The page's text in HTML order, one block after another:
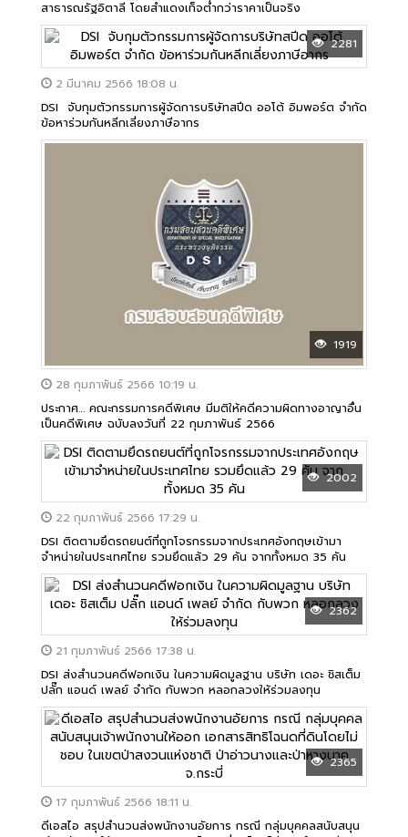
สาธารณรัฐอิตาลี โดยสำแดงเท็จต่ำกว่าราคาเป็นจริง
2281
2 มีนาคม 2566 18:08 น.
DSI จับกุมตัวกรรมการผู้จัดการบริษัทสปีด ออโต้ อิมพอร์ต จำกัด
ข้อหาร่วมกันหลีกเลี่ยงภาษีอากร
1919
28 กุมภาพันธ์ 2566 10:19 น.
ประกาศ… คณะกรรมการคดีพิเศษ มีมติให้คดีความผิดทางอาญาอื่น
เป็นคดีพิเศษ ฉบับลงวันที่ 22 กุมภาพันธ์ 2566
2002
22 กุมภาพันธ์ 2566 17:29 น.
DSI ติดตามยึดรถยนต์ที่ถูกโจรกรรมจากประเทศอังกฤษเข้ามา
จำหน่ายในประเทศไทย รวมยึดแล้ว 29 คัน จากทั้งหมด 35 คัน
2362
21 กุมภาพันธ์ 2566 17:38 น.
DSI ส่งสำนวนคดีฟอกเงิน ในความผิดมูลฐาน บริษัท เดอะ ชิสเต็ม
ปลั๊ก แอนด์ เพลย์ จำกัด กับพวก หลอกลวงให้ร่วมลงทุน
2365
17 กุมภาพันธ์ 2566 18:11 น.
ดีเอสไอ สรุปสำนวนส่งพนักงานอัยการ กรณี กลุ่มบุคคลสนับสนุน